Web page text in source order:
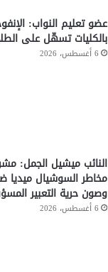
عضو تعليم النواب:
بالكليات تسهّل على
6 أغسطس، 2026
النائب ميشيل الجمل:
مخاطر السوشيال ميديا
وصون حرية التعبير
6 أغسطس، 2026